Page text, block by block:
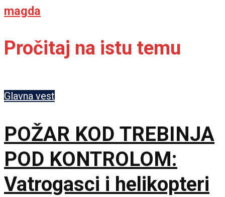
magda
Pročitaj na istu temu
Glavna vest
POŽAR KOD TREBINJA
POD KONTROLOM:
Vatrogasci i helikopteri